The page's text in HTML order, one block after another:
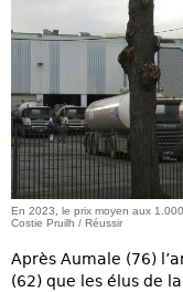
En 2023, le prix moyen aux
Costie Pruilh / Réussir
Après Aumale (76)
(62) que les élus de